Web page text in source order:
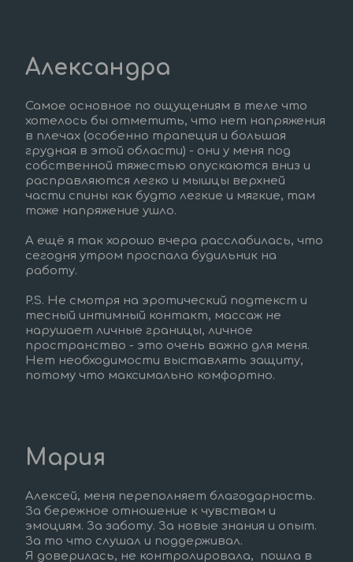
Александра
Самое основное по ощущениям в теле что
хотелось бы отметить, что нет напряжения
в плечах (особенно трапеция и большая
грудная в этой области) - они у меня под
собственной тяжестью опускаются вниз и
расправляются легко и мышцы верхней
части спины как будто легкие и мягкие, там
тоже напряжение ушло.
А ещё я так хорошо вчера расслабилась, что
сегодня утром проспала будильник на
работу.
P.S. Не смотря на эротический подтекст и
тесный интимный контакт, массаж не
нарушает личные границы, личное
пространство - это очень важно для меня.
Нет необходимости выставлять защиту,
потому что максимально комфортно.
Мария
Алексей, меня переполняет благодарность.
За бережное отношение к чувствам и
эмоциям. За заботу. За новые знания и опыт.
За то что слушал и поддерживал.
Я доверилась, не контролировала,  пошла в